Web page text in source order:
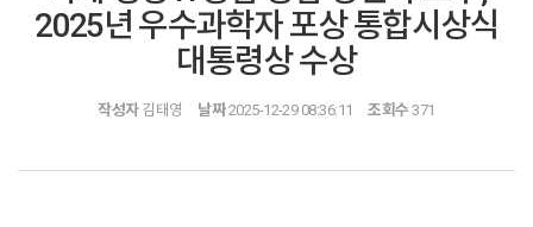
2025년 우수과학자 포상 통합시상식
대통령상 수상
작성자김태영 날짜2025-12-29 08:36:11 조회수 371